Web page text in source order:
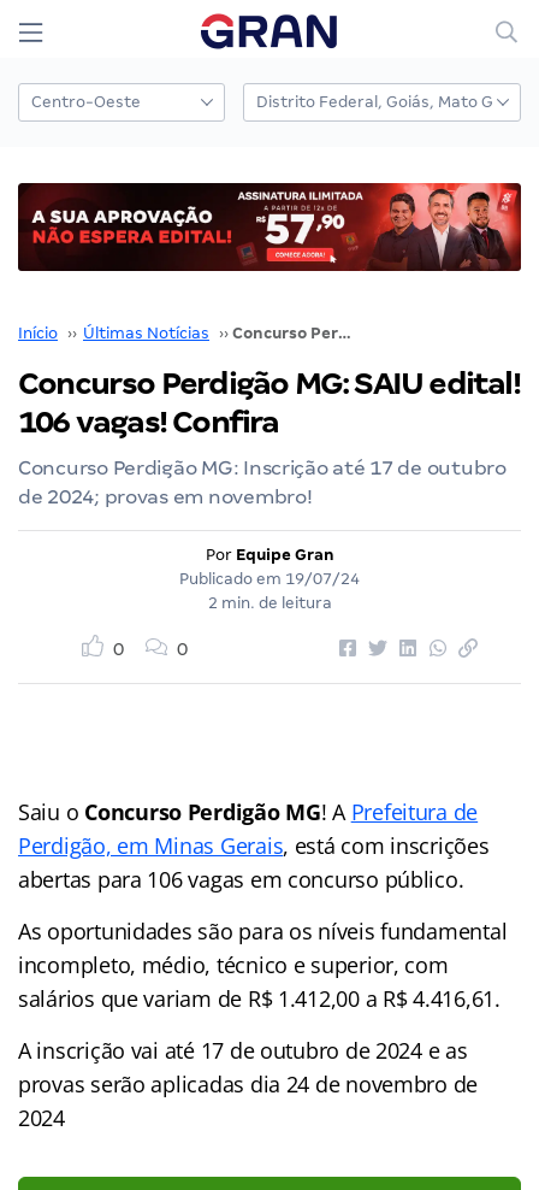
Início ›› Últimas Notícias ›› Concurso Perdigão MG: SAIU edital! 106 vagas! Confira
Concurso Perdigão MG: SAIU edital!
106 vagas! Confira
Concurso Perdigão MG: Inscrição até 17 de outubro
de 2024; provas em novembro!
Por Equipe Gran
Publicado em 19/07/24
2 min. de leitura
0 0
Saiu o Concurso Perdigão MG! A Prefeitura de
Perdigão, em Minas Gerais, está com inscrições
abertas para 106 vagas em concurso público.
As oportunidades são para os níveis fundamental
incompleto, médio, técnico e superior, com
salários que variam de R$ 1.412,00 a R$ 4.416,61.
A inscrição vai até 17 de outubro de 2024 e as
provas serão aplicadas dia 24 de novembro de
2024